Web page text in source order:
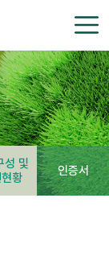
성 및
황
인증서